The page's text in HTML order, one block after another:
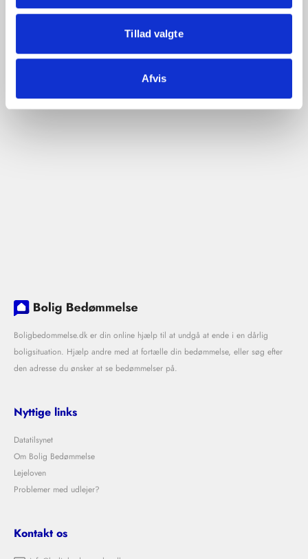
Tillad valgte
Afvis
Beliggenhed
Boligbedommelse.dk er din online hjælp til at undgå at ende i en dårlig
boligsituation. Hjælp andre med at fortælle din bedømmelse, eller søg efter
den adresse du ønsker at se bedømmelser på.
Nyttige links
Datatilsynet
Om Bolig Bedømmelse
Lejeloven
Problemer med udlejer?
Kontakt os